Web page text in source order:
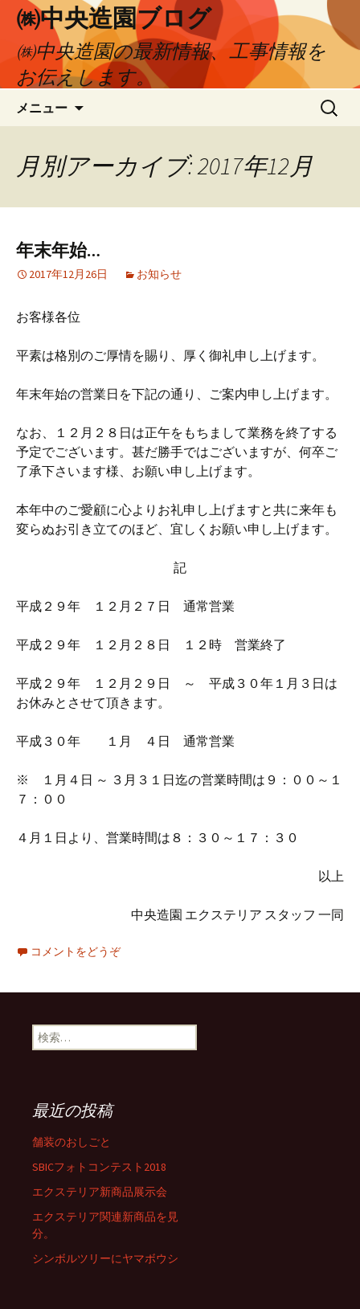
㈱中央造園ブログ
㈱中央造園の最新情報、工事情報を
お伝えします。
メニュー
ン
検
月別アーカイブ: 2017年12月
年末年始…
2017年12月26日 お知らせ
お客様各位
平素は格別のご厚情を賜り、厚く御礼申し上げます。
年末年始の営業日を下記の通り、ご案内申し上げます。
なお、１２月２８日は正午をもちまして業務を終了する
予定でございます。甚だ勝手ではございますが、何卒ご
了承下さいます様、お願い申し上げます。
本年中のご愛顧に心よりお礼申し上げますと共に来年も
変らぬお引き立てのほど、宜しくお願い申し上げます。
記
平成２９年 １２月２７日 通常営業
平成２９年 １２月２８日 １２時 営業終了
平成２９年 １２月２９日 ～ 平成３０年１月３日は
お休みとさせて頂きます。
平成３０年 １月 ４日 通常営業
※ １月４日 ～ ３月３１日迄の営業時間は９：００～１
７：００
４月１日より、営業時間は８：３０～１７：３０
以上
中央造園 エクステリア スタッフ 一同
コメントをどうぞ
検
索
最近の投稿
舗装のおしごと
SBICフォトコンテスト2018
エクステリア新商品展示会
エクステリア関連新商品を見
分。
シンボルツリーにヤマボウシ